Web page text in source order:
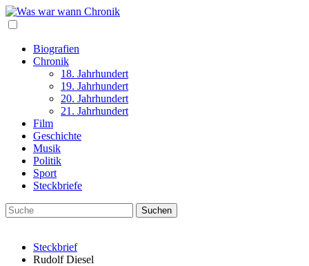
Biografien
Chronik
18. Jahrhundert
19. Jahrhundert
20. Jahrhundert
21. Jahrhundert
Film
Geschichte
Musik
Politik
Sport
Steckbriefe
Steckbrief
Rudolf Diesel